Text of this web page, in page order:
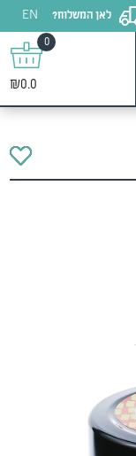
לאן המשלוח?
EN
0
₪0.0